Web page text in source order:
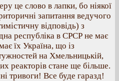
це слово в лапки, бо ніякої
запитання ведучого
відповідь) з
республіка в СРСР не має
їх Україна, що із
на Хмельницькій,
реакторів стане ще більше.
тривоги! Все буде гаразд!